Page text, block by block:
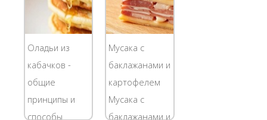
способствуют
рассасыванию
застойных
явлений в
желчном
пузыре.
Баклажаны...
Рецепт
удобен и
прост. Такое
блюдо можно
спокойно
подавать на
застолье,
Оладьи из
кабачков -
общие
принципы и
способы
Мусака с
баклажанами и
картофелем
Мусака с
баклажанами и